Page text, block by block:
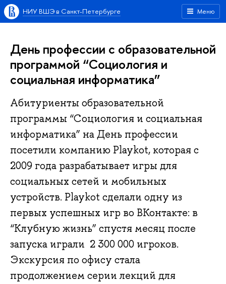
Меню
НИУ ВШЭ в Санкт-Петербурге
День профессии с образовательной
программой “Социология и
социальная информатика”
Абитуриенты образовательной
программы “Социология и социальная
информатика” на День профессии
посетили компанию Playkot, которая с
2009 года разрабатывает игры для
социальных сетей и мобильных
устройств. Playkot сделали одну из
первых успешных игр во ВКонтакте: в
“Клубную жизнь” спустя месяц после
запуска играли 2 300 000 игроков.
Экскурсия по офису стала
продолжением серии лекций для